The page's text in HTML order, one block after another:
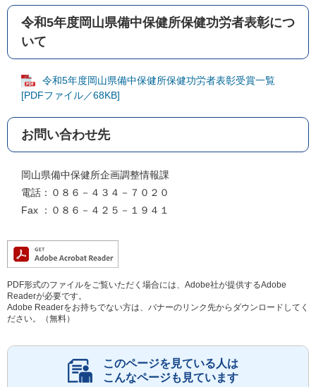
令和5年度岡山県備中保健所保健功労者表彰につ
いて
令和5年度岡山県備中保健所保健功労者表彰受賞一覧
[PDFファイル／68KB]
お問い合わせ先
岡山県備中保健所企画調整情報課
電話：０８６－４３４－７０２０
Fax ：０８６－４２５－１９４１
PDF形式のファイルをご覧いただく場合には、Adobe社が提供するAdobe
Readerが必要です。
Adobe Readerをお持ちでない方は、バナーのリンク先からダウンロードしてく
ださい。（無料）
このページを見ている人は
こんなページも見ています